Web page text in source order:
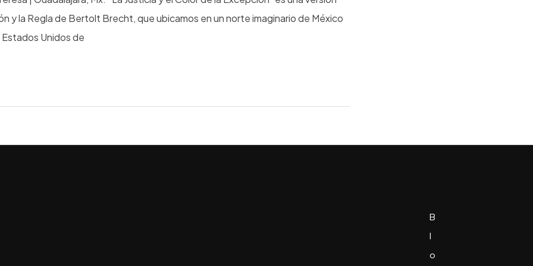
y la Regla de Bertolt Brecht, que ubicamos en un norte imaginario de México
Unidos de
B
l
o